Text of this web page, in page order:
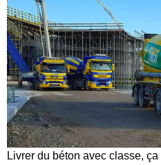
Livrer du béton avec classe,